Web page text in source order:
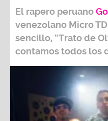
El rapero peruano
venezolano Micro
sencillo, “Trato de
contamos todos los